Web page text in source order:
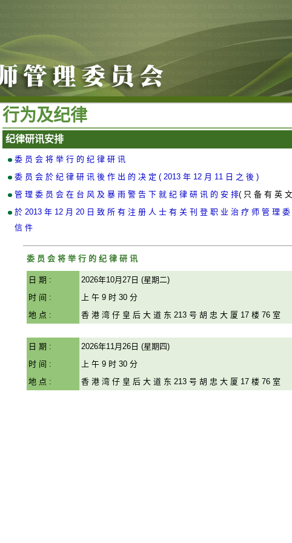
行 为 及 纪 律
纪 律 研 讯 安 排
委 员 会 将 举 行 的 纪 律 研 讯
委 员 会 於 纪 律 研 讯 後 作 出 的 决 定 ( 2013 年 12 月 11 日 之 後 )
管 理 委 员 会 在 台 风 及 暴 雨 警 告 下 就 纪 律 研 讯 的 安 排( 只 备 有 英
於 2013 年 12 月 20 日 致 所 有 注 册 人 士 有 关 刊 登 职 业 治 疗 师 管 理
信 件
委 员 会 将 举 行 的 纪 律 研 讯
日 期 :
2026年10月27日 (星期二)
时 间 :
上 午 9 时 30 分
地 点 :
香 港 湾 仔 皇 后 大 道 东 213 号 胡 忠 大 厦 17 楼 76 室
日 期 :
2026年11月26日 (星期四)
时 间 :
上 午 9 时 30 分
地 点 :
香 港 湾 仔 皇 后 大 道 东 213 号 胡 忠 大 厦 17 楼 76 室